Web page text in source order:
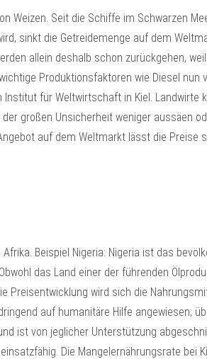
Weizen. Seit die Schiffe im Schwarzen
sinkt die Getreidemenge auf dem
allein deshalb schon zurückgehen,
Produktionsfaktoren wie Diesel nun
Institut für Weltwirtschaft in Kiel. Landwirte
großen Unsicherheit weniger aussäen
auf dem Weltmarkt lässt die Preise
Beispiel Nigeria: Nigeria ist das
das Land einer der führenden
Preisentwicklung wird sich die
auf humanitäre Hilfe angewiesen;
ist von jeglicher Unterstützung
Die Mangelernährungsrate bei